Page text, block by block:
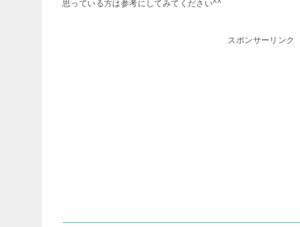
思っている方は参考にしてみてください^^
スポンサーリンク